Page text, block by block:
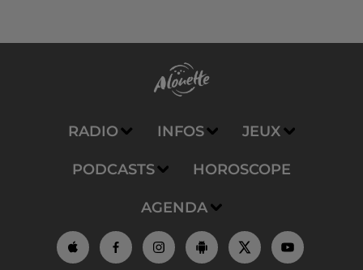
RADIO INFOS JEUX
PODCASTS HOROSCOPE
AGENDA